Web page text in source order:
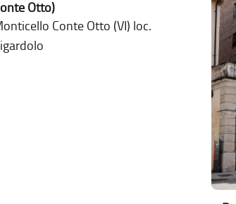
Otto)
Conte Otto (VI) loc.